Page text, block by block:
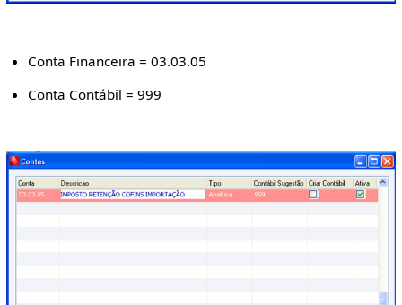
Conta Financeira = 03.03.05
Conta Contábil = 999